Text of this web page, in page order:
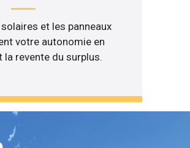
et les panneaux
votre autonomie en
revente du surplus.